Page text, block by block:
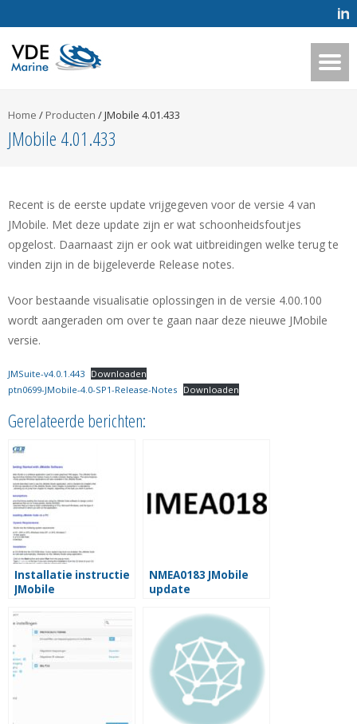
Home / Producten /JMobile 4.01.433
JMobile 4.01.433
Recent is de eerste update vrijgegeven voor de versie 4 van
JMobile. Met deze update zijn er wat schoonheidsfoutjes
opgelost. Daarnaast zijn er ook wat uitbreidingen welke terug te
vinden zijn in de bijgeleverde Release notes.
Voor bestaande visualisatie oplossingen in de versie 4.00.100
wordt aangeraden om over te gaan naar deze nieuwe JMobile
versie.
JMSuite-v4.0.1.443 Downloaden
ptn0699-JMobile-4.0-SP1-Release-Notes Downloaden
Gerelateerde berichten:
Installatie instructie
JMobile
NMEA0183 JMobile
update